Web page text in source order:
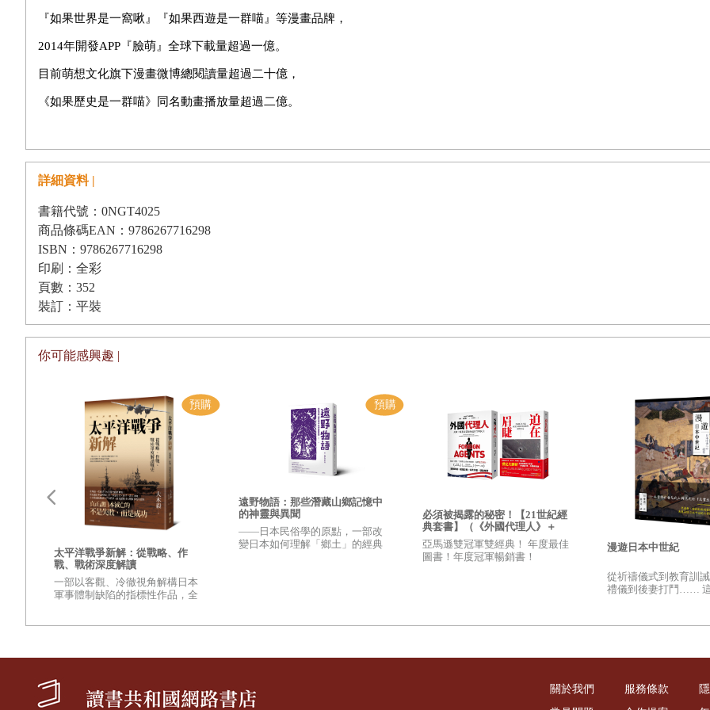
『如果世界是一窩啾』『如果西遊是一群喵』等漫畫品牌，
2014年開發APP『臉萌』全球下載量超過一億。
目前萌想文化旗下漫畫微博總閱讀量超過二十億，
《如果歷史是一群喵》同名動畫播放量超過二億。
詳細資料 |
書籍代號：0NGT4025
商品條碼EAN：9786267716298
ISBN：9786267716298
印刷：全彩
頁數：352
裝訂：平裝
你可能感興趣 |
太平洋戰爭新解：從戰略、作
戰、戰術深度解讀
一部以客觀、冷徹視角解構日本
軍事體制缺陷的指標性作品，全
遠野物語：那些潛藏山鄉記憶中
的神靈與異聞
——日本民俗學的原點，一部改
變日本如何理解「鄉土」的經典
必須被揭露的秘密！【21世紀經
典套書】（《外國代理人》＋
《迫在眉睫》）
亞馬遜雙冠軍雙經典！ 年度最佳
圖書！年度冠軍暢銷書！
漫遊日本中世紀
從祈禱儀式到教育訓
禮儀到後妻打鬥……
關於我們 服務條款